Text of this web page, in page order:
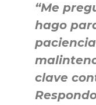
“Me
hago
clave